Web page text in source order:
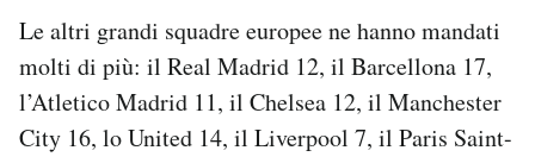
Le altri grandi squadre europee ne hanno mandati
molti di più: il Real Madrid 12, il Barcellona 17,
l’Atletico Madrid 11, il Chelsea 12, il Manchester
City 16, lo United 14, il Liverpool 7, il Paris Saint-